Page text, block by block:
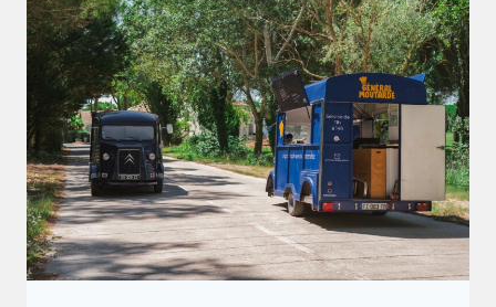
PLATS
DE
GRANDS
RESTAURANTS.